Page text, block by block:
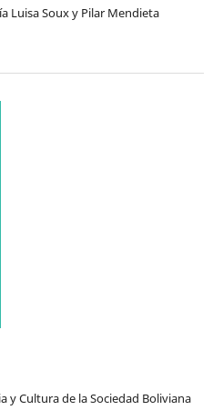
Luisa Soux y Pilar Mendieta
y Cultura de la Sociedad Boliviana